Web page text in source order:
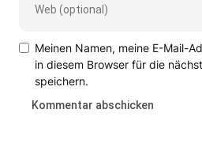
Meinen Namen, meine E-Mail-
in diesem Browser für die
speichern.